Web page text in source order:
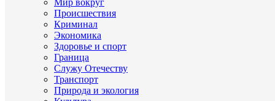
Мир вокруг
Происшествия
Криминал
Экономика
Здоровье и спорт
Граница
Служу Отечеству
Транспорт
Природа и экология